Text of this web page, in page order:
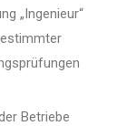
„Ingenieur“
Betriebe